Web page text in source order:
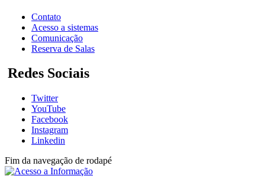
Contato
Acesso a sistemas
Comunicação
Reserva de Salas
Redes Sociais
Twitter
YouTube
Facebook
Instagram
Linkedin
Fim da navegação de rodapé